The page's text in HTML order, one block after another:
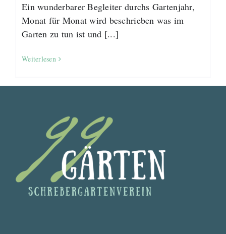
Ein wunderbarer Begleiter durchs Gartenjahr,
Monat für Monat wird beschrieben was im
Garten zu tun ist und [...]
Weiterlesen